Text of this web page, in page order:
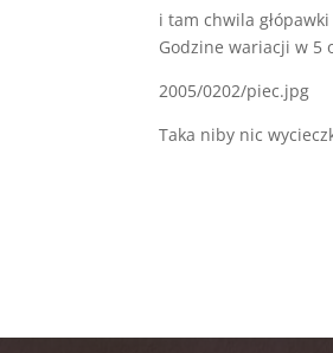
i tam chwila
Godzine wariacji w 5
2005/0202/piec.jpg
Taka niby nic